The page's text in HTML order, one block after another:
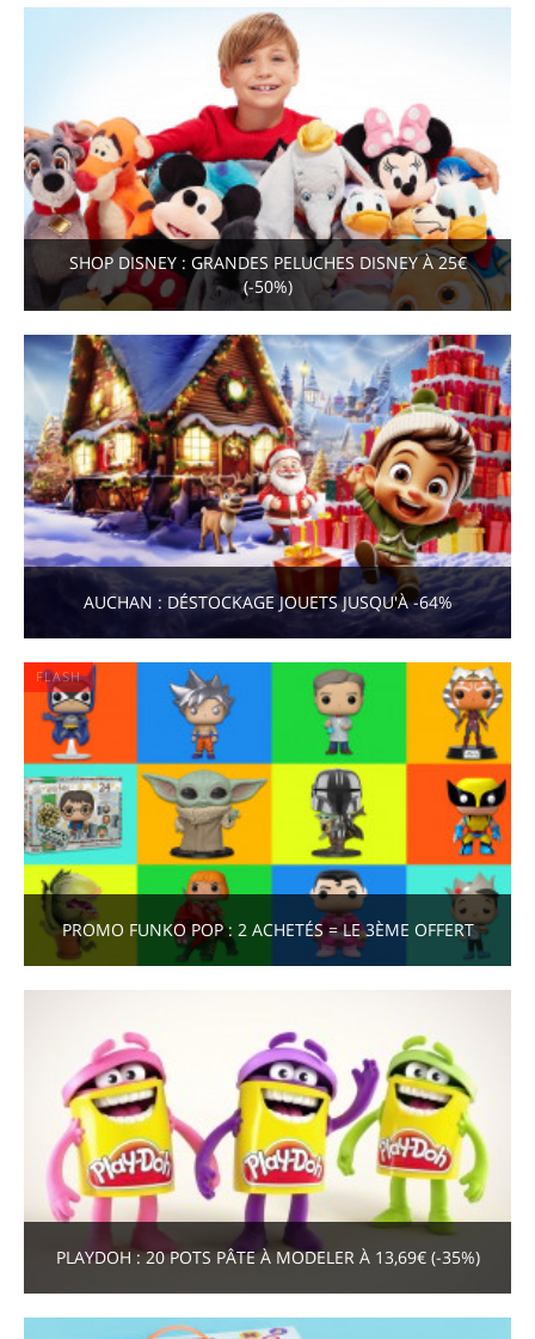
SHOP DISNEY : GRANDES PELUCHES DISNEY À 25€
(-50%)
AUCHAN : DÉSTOCKAGE JOUETS JUSQU'À -64%
FLASH
PROMO FUNKO POP : 2 ACHETÉS = LE 3ÈME OFFERT
PLAYDOH : 20 POTS PÂTE À MODELER À 13,69€ (-35%)